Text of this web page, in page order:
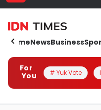
HomeNewsBusiness
For
You
# Yuk Vote